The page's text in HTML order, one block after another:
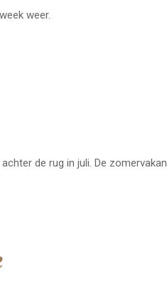
weer.
de rug in juli. De